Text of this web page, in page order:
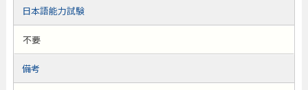
日本語能力試験
不要
備考